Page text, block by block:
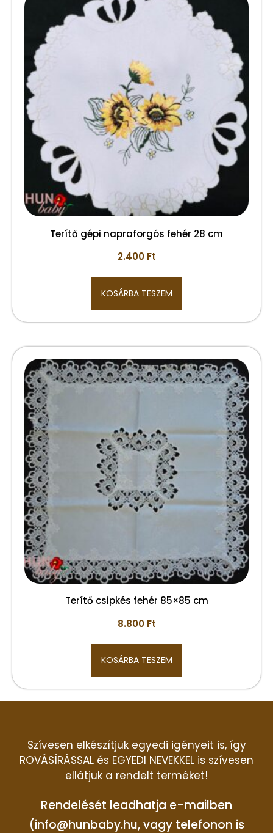
Terítő gépi napraforgós fehér 28 cm
2.400 Ft
KOSÁRBA TESZEM
Terítő csipkés fehér 85×85 cm
8.800 Ft
KOSÁRBA TESZEM
Szívesen elkészítjük egyedi igényeit is, így
ROVÁSÍRÁSSAL és EGYEDI NEVEKKEL is szívesen
ellátjuk a rendelt terméket!
Rendelését leadhatja e-mailben
(info@hunbaby.hu, vagy telefonon is